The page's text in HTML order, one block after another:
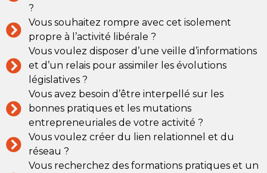
?
Vous souhaitez rompre avec cet isolement
propre à l’activité libérale ?
Vous voulez disposer d’une veille d’informations
et d’un relais pour assimiler les évolutions
législatives ?
Vous avez besoin d’être interpellé sur les
bonnes pratiques et les mutations
entrepreneuriales de votre activité ?
Vous voulez créer du lien relationnel et du
réseau ?
Vous recherchez des formations pratiques et un